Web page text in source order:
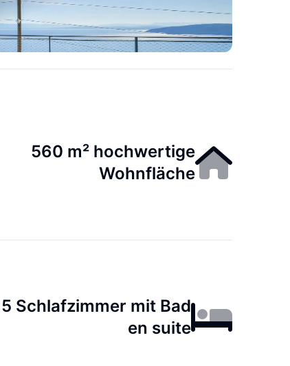
560 m² hochwertige
Wohnfläche
5 Schlafzimmer mit Bad
en suite